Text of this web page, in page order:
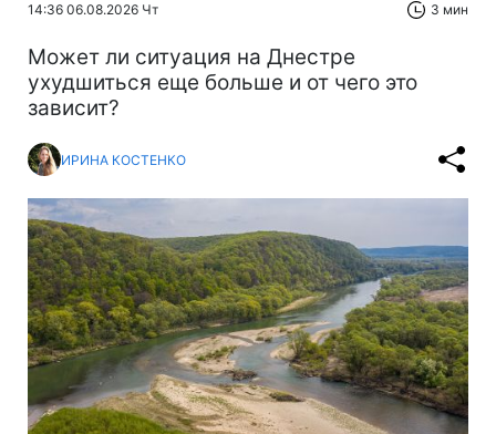
14:36 06.08.2026 Чт 3 мин
Может ли ситуация на Днестре
ухудшиться еще больше и от чего это
зависит?
ИРИНА КОСТЕНКО